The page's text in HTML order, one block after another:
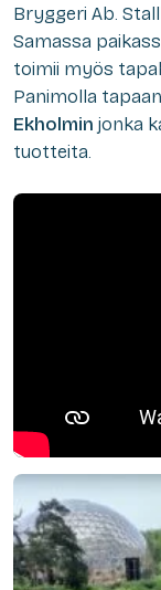
Bryggeri Ab.
Samassa
toimii myös
Panimolla
Ekholmin jonka
tuotteita.